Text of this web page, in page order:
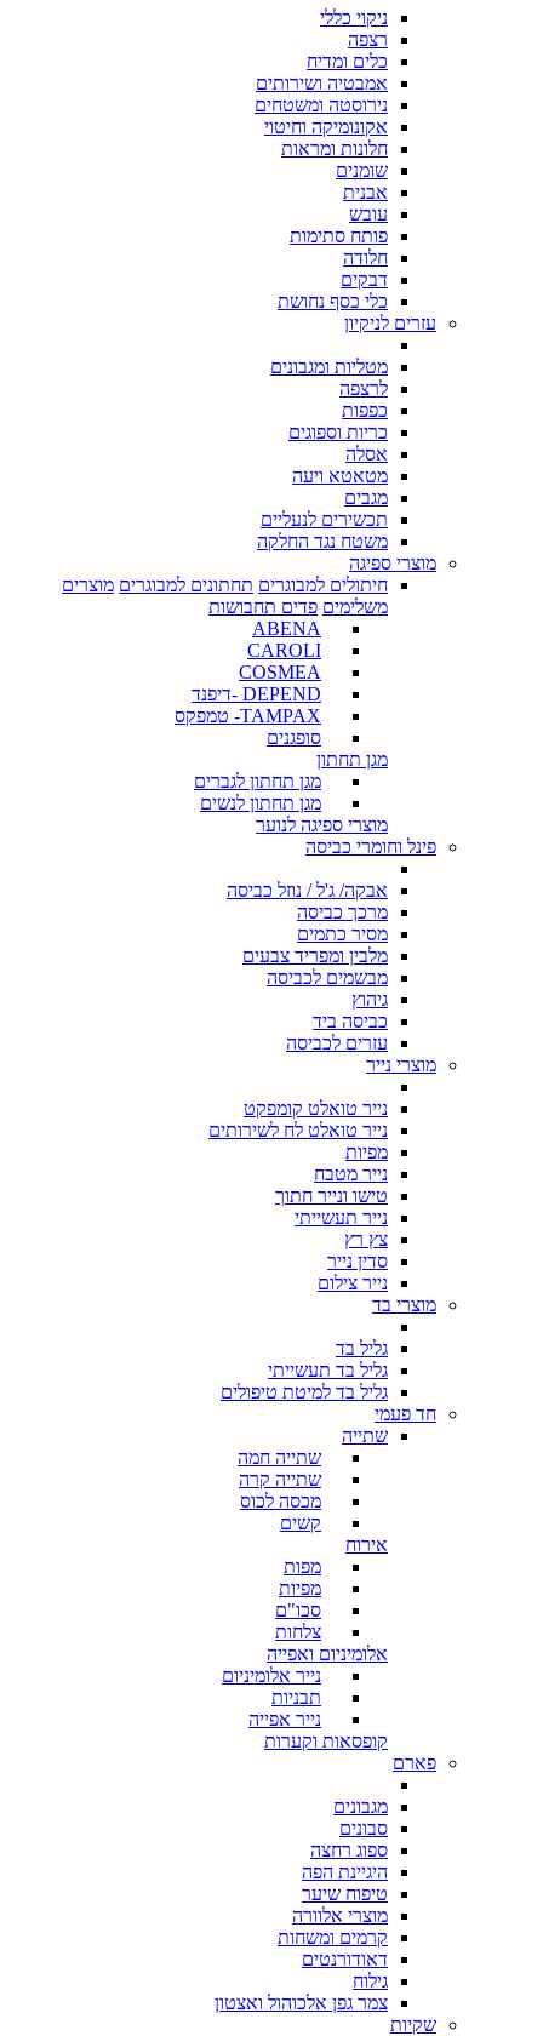
ניקוי כללי
רצפה
כלים ומדיח
אמבטיה ושירותים
נירוסטה ומשטחים
אקונומיקה וחיטוי
חלונות ומראות
שומנים
אבנית
עובש
פותח סתימות
חלודה
דבקים
כלי כסף נחושת
עזרים לניקיון
מטליות ומגבונים
לרצפה
כפפות
כריות וספוגים
אסלה
מטאטא ויעה
מגבים
תכשירים לנעליים
משטח נגד החלקה
מוצרי ספיגה
חיתולים למבוגרים תחתונים למבוגרים מוצרים
משלימים פדים תחבושות
ABENA
CAROLI
COSMEA
DEPEND -דיפנד
TAMPAX- טמפקס
סופגנים
מגן תחתון
מגן תחתון לגברים
מגן תחתון לנשים
מוצרי ספיגה לנוער
פינל וחומרי כביסה
אבקה/ ג'ל / נוזל כביסה
מרכך כביסה
מסיר כתמים
מלבין ומפריד צבעים
מבשמים לכביסה
גיהוץ
כביסה ביד
עזרים לכביסה
מוצרי נייר
נייר טואלט קומפקט
נייר טואלט לח לשירותים
מפיות
נייר מטבח
טישו ונייר חתוך
נייר תעשייתי
צץ רץ
סדין נייר
נייר צילום
מוצרי בד
גליל בד
גליל בד תעשייתי
גליל בד למיטת טיפולים
חד פעמי
שתייה
שתייה חמה
שתייה קרה
מכסה לכוס
קשים
אירוח
מפות
מפיות
סכו"ם
צלחות
אלומיניום ואפייה
נייר אלומיניום
תבניות
נייר אפייה
קופסאות וקערות
פארם
מגבונים
סבונים
ספוג רחצה
היגיינת הפה
טיפוח שיער
מוצרי אלוורה
קרמים ומשחות
דאודורנטים
גילוח
צמר גפן אלכוהול ואצטון
שקיות